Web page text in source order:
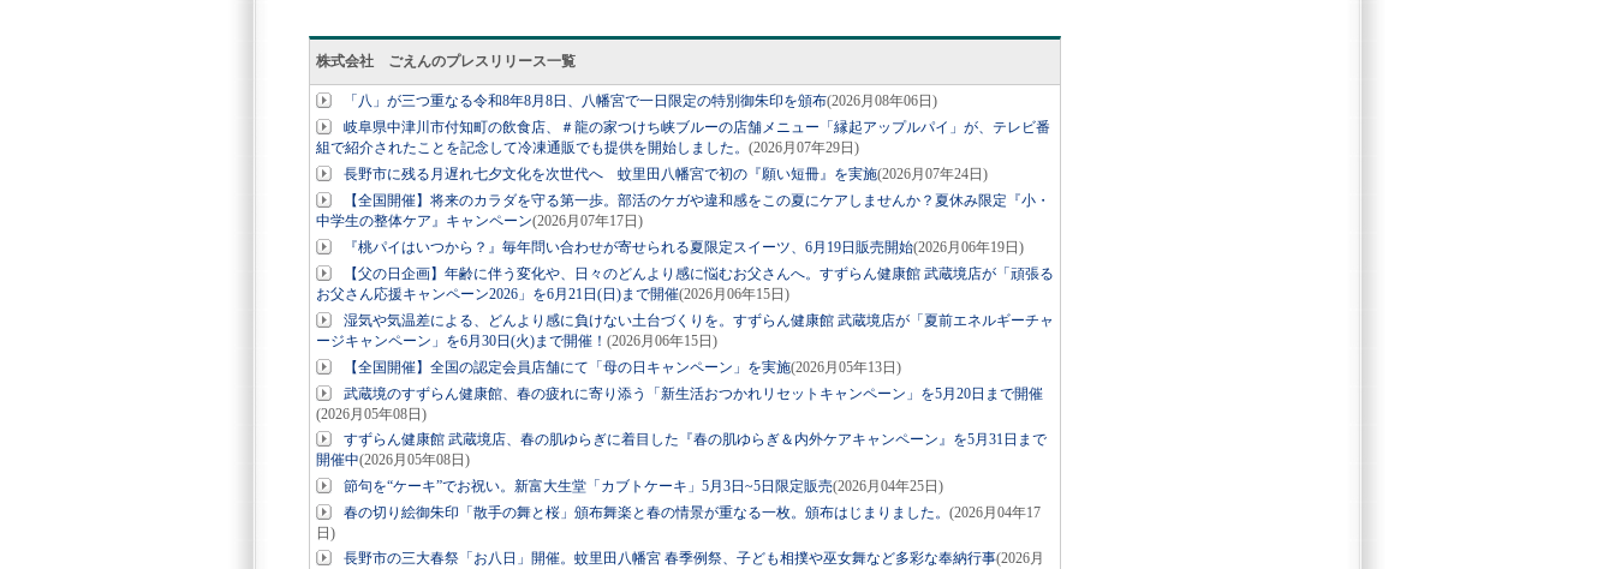
株式会社 ごえんのプレスリリース一覧
「八」が三つ重なる令和8年8月8日、八幡宮で一日限定の特別御朱印を頒布(2026月08年06日)
岐阜県中津川市付知町の飲食店、＃龍の家つけち峡ブルーの店舗メニュー「縁起アップルパイ」が、テレビ番
組で紹介されたことを記念して冷凍通販でも提供を開始しました。 (2026月07年29日)
長野市に残る月遅れ七夕文化を次世代へ 蚊里田八幡宮で初の『願い短冊』を実施(2026月07年24日)
【全国開催】将来のカラダを守る第一歩。部活のケガや違和感をこの夏にケアしませんか？夏休み限定『小・
中学生の整体ケア』キャンペーン(2026月07年17日)
『桃パイはいつから？』毎年問い合わせが寄せられる夏限定スイーツ、6月19日販売開始(2026月06年19日)
【父の日企画】年齢に伴う変化や、日々のどんより感に悩むお父さんへ。すずらん健康館 武蔵境店が「頑張る
お父さん応援キャンペーン2026」を6月21日(日)まで開催(2026月06年15日)
湿気や気温差による、どんより感に負けない土台づくりを。すずらん健康館 武蔵境店が「夏前エネルギーチャ
ージキャンペーン」を6月30日(火)まで開催！ (2026月06年15日)
【全国開催】全国の認定会員店舗にて「母の日キャンペーン」を実施(2026月05年13日)
武蔵境のすずらん健康館、春の疲れに寄り添う「新生活おつかれリセットキャンペーン」を5月20日まで開催
(2026月05年08日)
すずらん健康館 武蔵境店、春の肌ゆらぎに着目した『春の肌ゆらぎ＆内外ケアキャンペーン』を5月31日まで
開催中(2026月05年08日)
節句を“ケーキ”でお祝い。新富大生堂「カブトケーキ」5月3日~5日限定販売(2026月04年25日)
春の切り絵御朱印「散手の舞と桜」頒布舞楽と春の情景が重なる一枚。頒布はじまりました。 (2026月04年17
日)
長野市の三大春祭「お八日」開催。蚊里田八幡宮 春季例祭、子ども相撲や巫女舞など多彩な奉納行事(2026月